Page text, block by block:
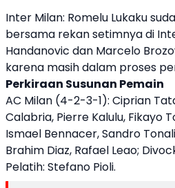
Inter Milan: Romelu Lukaku
bersama rekan setimnya di
Handanovic dan Marcelo
karena masih dalam proses
Perkiraan Susunan Pemain
AC Milan (4-2-3-1): Ciprian
Calabria, Pierre Kalulu, Fikayo
Ismael Bennacer, Sandro
Brahim Diaz, Rafael Leao;
Pelatih: Stefano Pioli.